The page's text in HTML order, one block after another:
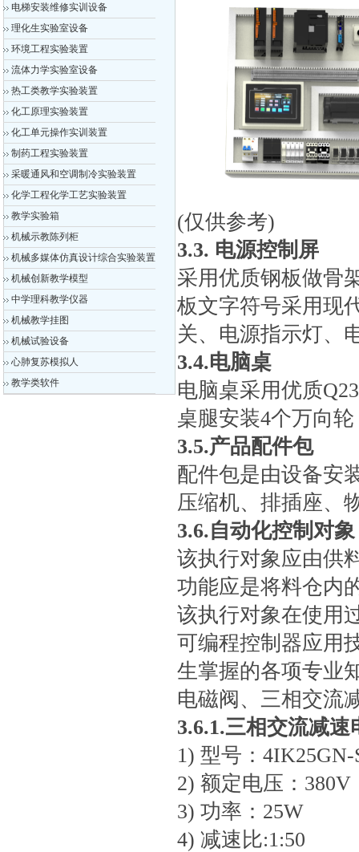
电梯安装维修实训设备
理化生实验室设备
环境工程实验装置
流体力学实验室设备
热工类教学实验装置
化工原理实验装置
化工单元操作实训装置
制药工程实验装置
采暖通风和空调制冷实验装置
化学工程化学工艺实验装置
教学实验箱
机械示教陈列柜
机械多媒体仿真设计综合实验装置
机械创新教学模型
中学理科教学仪器
机械教学挂图
机械试验设备
心肺复苏模拟人
教学类软件
(仅供参考)
3.3. 电源控制屏
采用优质钢板做骨
板文字符号采用现
关、电源指示灯、
3.4.电脑桌
电脑桌采用优质
桌腿安装4个万向
3.5.产品配件包
配件包是由设备安
压缩机、排插座、
3.6.自动化控制对象
该执行对象应由供
功能应是将料仓内
该执行对象在使用
可编程控制器应用
生掌握的各项专业
电磁阀、三相交流
3.6.1.三相交流减速
1) 型号：4IK25GN-
2) 额定电压：380V
3) 功率：25W
4) 减速比:1:50